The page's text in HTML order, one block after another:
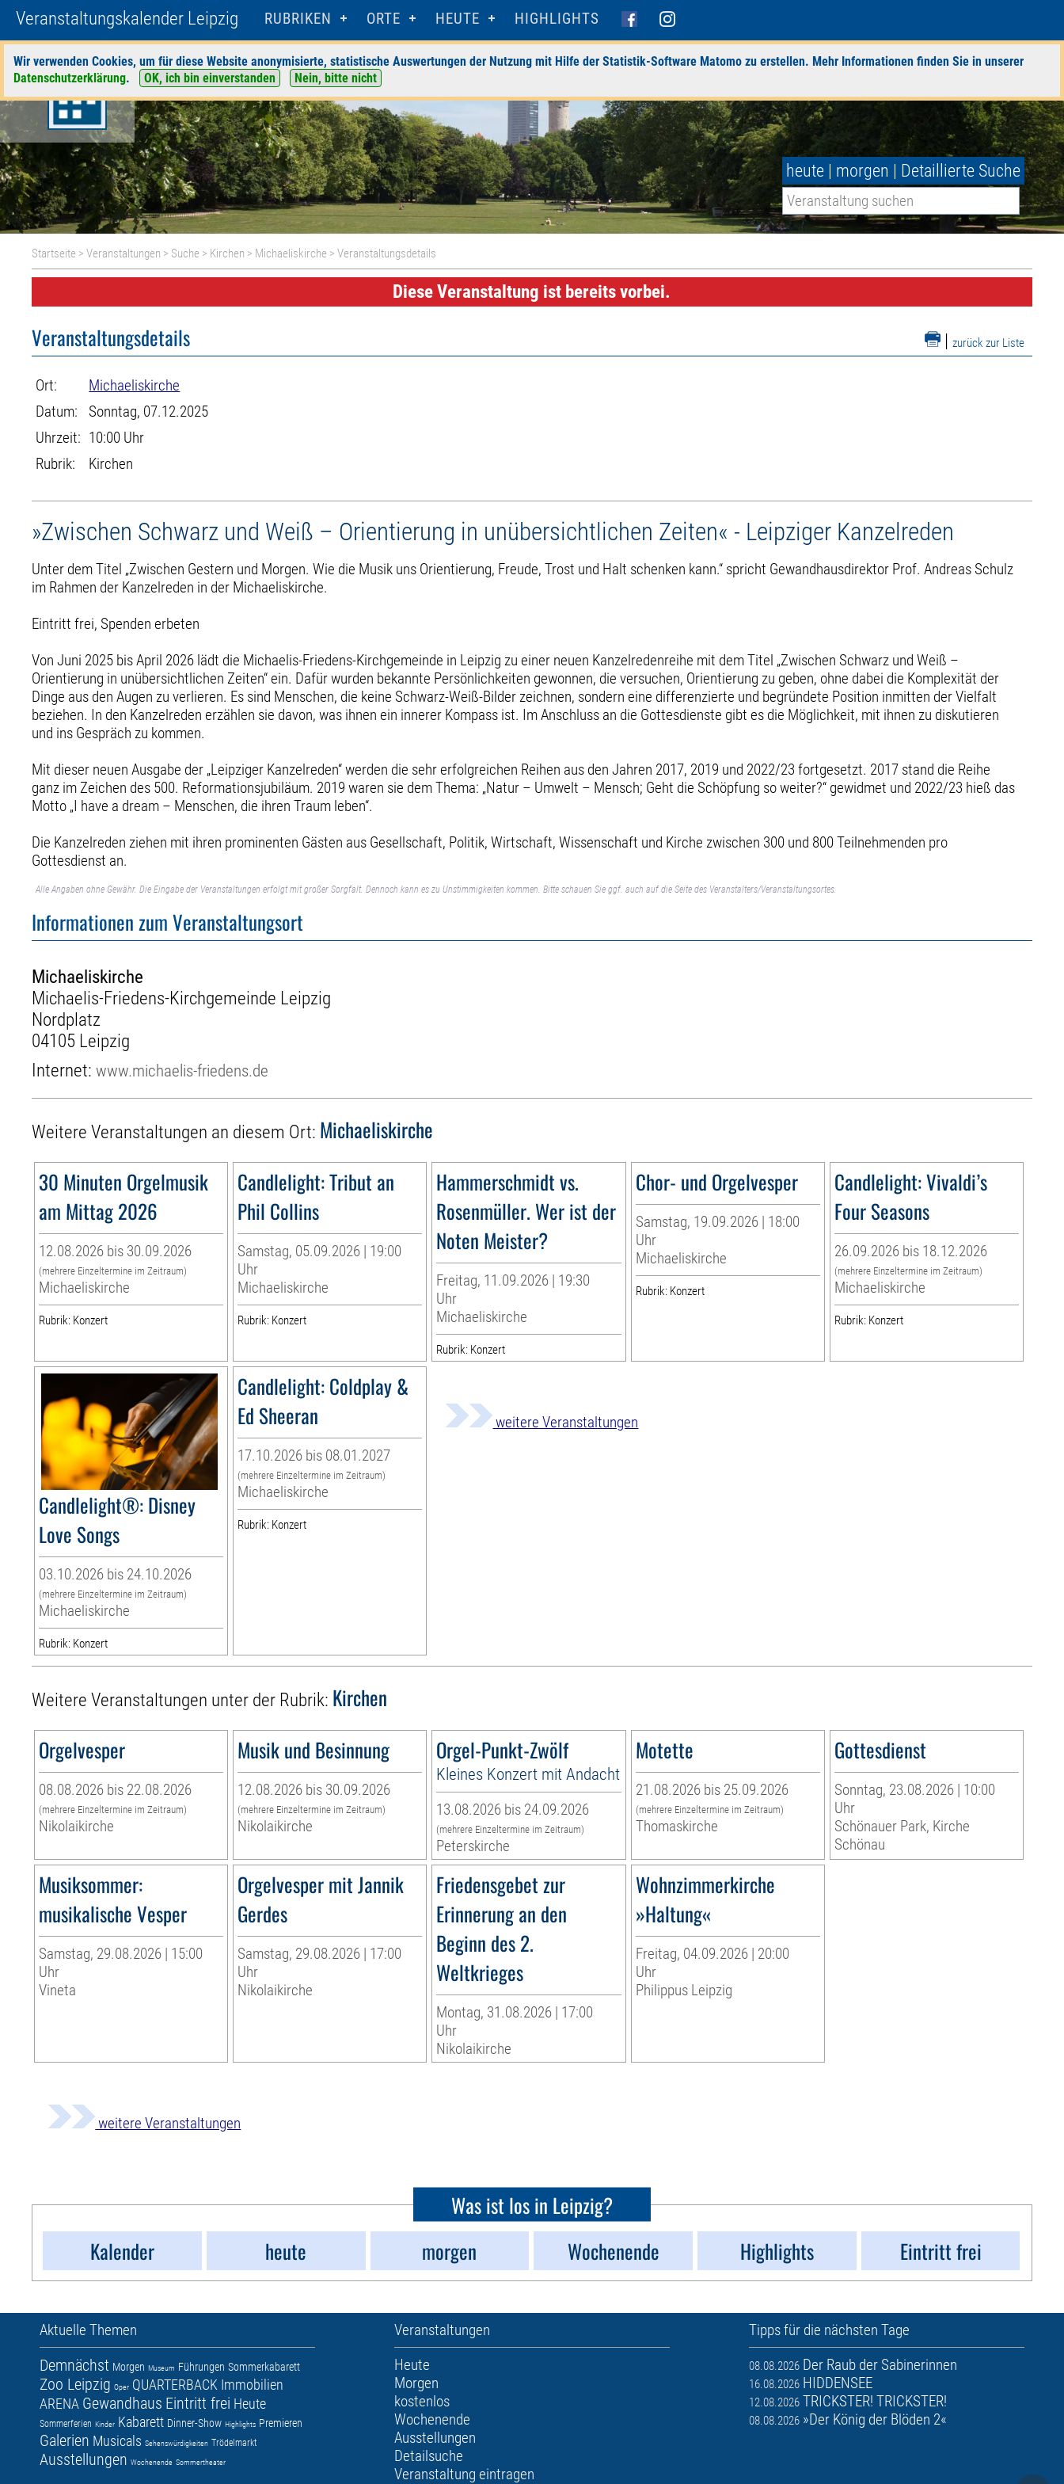
Veranstaltungskalender Leipzig RUBRIKEN ORTE HEUTE HIGHLIGHTS
Wir verwenden Cookies, um für diese Website anonymisierte, statistische Auswertungen der Nutzung mit Hilfe der Statistik-Software Matomo zu erstellen. Mehr Informationen finden Sie in unserer
Datenschutzerklärung. OK, ich bin einverstanden Nein, bitte nicht
heute | morgen | Detaillierte Suche
Startseite >Veranstaltungen > Suche > Kirchen > Michaeliskirche > Veranstaltungsdetails
Diese Veranstaltung ist bereits vorbei.
| zurück zur Liste
Veranstaltungsdetails
Ort:
Michaeliskirche
Datum:
Sonntag, 07.12.2025
Uhrzeit: 10:00 Uhr
Rubrik:
Kirchen
»Zwischen Schwarz und Weiß – Orientierung in unübersichtlichen Zeiten« - Leipziger Kanzelreden
Unter dem Titel „Zwischen Gestern und Morgen. Wie die Musik uns Orientierung, Freude, Trost und Halt schenken kann.“ spricht Gewandhausdirektor Prof. Andreas Schulz
im Rahmen der Kanzelreden in der Michaeliskirche.
Eintritt frei, Spenden erbeten
Von Juni 2025 bis April 2026 lädt die Michaelis-Friedens-Kirchgemeinde in Leipzig zu einer neuen Kanzelredenreihe mit dem Titel „Zwischen Schwarz und Weiß –
Orientierung in unübersichtlichen Zeiten“ ein. Dafür wurden bekannte Persönlichkeiten gewonnen, die versuchen, Orientierung zu geben, ohne dabei die Komplexität der
Dinge aus den Augen zu verlieren. Es sind Menschen, die keine Schwarz-Weiß-Bilder zeichnen, sondern eine differenzierte und begründete Position inmitten der Vielfalt
beziehen. In den Kanzelreden erzählen sie davon, was ihnen ein innerer Kompass ist. Im Anschluss an die Gottesdienste gibt es die Möglichkeit, mit ihnen zu diskutieren
und ins Gespräch zu kommen.
Mit dieser neuen Ausgabe der „Leipziger Kanzelreden“ werden die sehr erfolgreichen Reihen aus den Jahren 2017, 2019 und 2022/23 fortgesetzt. 2017 stand die Reihe
ganz im Zeichen des 500. Reformationsjubiläum. 2019 waren sie dem Thema: „Natur – Umwelt – Mensch; Geht die Schöpfung so weiter?“ gewidmet und 2022/23 hieß das
Motto „I have a dream – Menschen, die ihren Traum leben“.
Die Kanzelreden ziehen mit ihren prominenten Gästen aus Gesellschaft, Politik, Wirtschaft, Wissenschaft und Kirche zwischen 300 und 800 Teilnehmenden pro
Gottesdienst an.
Alle Angaben ohne Gewähr. Die Eingabe der Veranstaltungen erfolgt mit großer Sorgfalt. Dennoch kann es zu Unstimmigkeiten kommen. Bitte schauen Sie ggf. auch auf die Seite des Veranstalters/Veranstaltungsortes.
Informationen zum Veranstaltungsort
Michaeliskirche
Michaelis-Friedens-Kirchgemeinde Leipzig
Nordplatz
04105 Leipzig
Internet:www.michaelis-friedens.de
Weitere Veranstaltungen an diesem Ort: Michaeliskirche
30 Minuten Orgelmusik
am Mittag 2026
12.08.2026 bis 30.09.2026
(mehrere Einzeltermine im Zeitraum)
Michaeliskirche
Rubrik: Konzert
Candlelight: Tribut an
Phil Collins
Samstag, 05.09.2026 | 19:00
Uhr
Michaeliskirche
Rubrik: Konzert
Hammerschmidt vs.
Rosenmüller. Wer ist der
Noten Meister?
Freitag, 11.09.2026 | 19:30
Uhr
Michaeliskirche
Rubrik: Konzert
Chor- und Orgelvesper
Samstag, 19.09.2026 | 18:00
Uhr
Michaeliskirche
Rubrik: Konzert
Candlelight: Vivaldi’s
Four Seasons
26.09.2026 bis 18.12.2026
(mehrere Einzeltermine im Zeitraum)
Michaeliskirche
Rubrik: Konzert
Candlelight®: Disney
Love Songs
03.10.2026 bis 24.10.2026
(mehrere Einzeltermine im Zeitraum)
Michaeliskirche
Rubrik: Konzert
Candlelight: Coldplay &
Ed Sheeran
17.10.2026 bis 08.01.2027
(mehrere Einzeltermine im Zeitraum)
Michaeliskirche
Rubrik: Konzert
weitere Veranstaltungen
Weitere Veranstaltungen unter der Rubrik: Kirchen
Orgelvesper
08.08.2026 bis 22.08.2026
(mehrere Einzeltermine im Zeitraum)
Nikolaikirche
Musik und Besinnung
12.08.2026 bis 30.09.2026
(mehrere Einzeltermine im Zeitraum)
Nikolaikirche
Orgel-Punkt-Zwölf
Kleines Konzert mit Andacht
13.08.2026 bis 24.09.2026
(mehrere Einzeltermine im Zeitraum)
Peterskirche
Motette
21.08.2026 bis 25.09.2026
(mehrere Einzeltermine im Zeitraum)
Thomaskirche
Gottesdienst
Sonntag, 23.08.2026 | 10:00
Uhr
Schönauer Park, Kirche
Schönau
Musiksommer:
musikalische Vesper
Samstag, 29.08.2026 | 15:00
Uhr
Vineta
Orgelvesper mit Jannik
Gerdes
Samstag, 29.08.2026 | 17:00
Uhr
Nikolaikirche
Friedensgebet zur
Erinnerung an den
Beginn des 2.
Weltkrieges
Montag, 31.08.2026 | 17:00
Uhr
Nikolaikirche
Wohnzimmerkirche
»Haltung«
Freitag, 04.09.2026 | 20:00
Uhr
Philippus Leipzig
weitere Veranstaltungen
Was ist los in Leipzig?
Kalender
heute morgen Wochenende Highlights Eintritt frei
Aktuelle Themen
Demnächst Morgen Museum Führungen Sommerkabarett
Zoo Leipzig Oper QUARTERBACK Immobilien
ARENA Gewandhaus Eintritt frei Heute
Sommerferien Kinder Kabarett Dinner-Show Highlights Premieren
Galerien Musicals Sehenswürdigkeiten Trödelmarkt
Ausstellungen Wochenende Sommertheater
Veranstaltungen
Heute
Morgen
kostenlos
Wochenende
Ausstellungen
Detailsuche
Veranstaltung eintragen
Tipps für die nächsten Tage
08.08.2026 Der Raub der Sabinerinnen
16.08.2026 HIDDENSEE
12.08.2026 TRICKSTER! TRICKSTER!
08.08.2026 »Der König der Blöden 2«